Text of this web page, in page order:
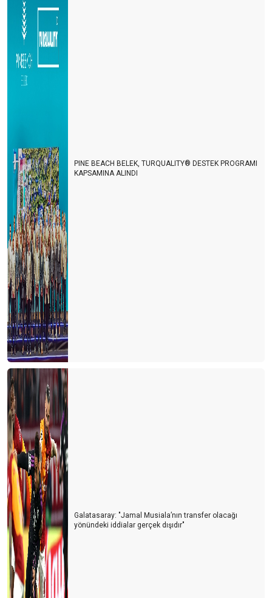
Eleştirelim ama hakkını da verelim
Turist gelecek hayaline kapılmayalım
Turizmde herkes bildiğini okuyor
Şeffaf olmazsak turist gelmek istemez
Turizmci umudunu kaybetmemek için direniyor
2021 yılı turizmde umut ve endişe yılı olacak
Antalya dünyanın en iyisi
Antalya yurt dışı uçuşlara kapatılmalı
TURİZM İSTATİSTİKLERİ DEVLET SIRRI MI?
Lara-Kundu'nun unutulan arka bahçesi
Bu işin sonu nereye varacak?
İki derede bir arada
Siyasiler tepişiyor turizm eziliyor
Turist için erken mi davrandık?
Turizm Bakanlığı Turizm online haber portallarını neden göz
ardı ediyor?
Avrupa ve Rusya siyasetinin Türk turizmine yol vermesi
bekleniyor
Her kafadan bir ses çıkıyor
Turiste serbest vatandaşa yasak
Turizmcinin işi papatya falına kaldı
PINE BEACH BELEK, TURQUALITY® DESTEK PROGRAMI
KAPSAMINA ALINDI
Galatasaray: "Jamal Musiala’nın transfer olacağı
yönündeki iddialar gerçek dışıdır"